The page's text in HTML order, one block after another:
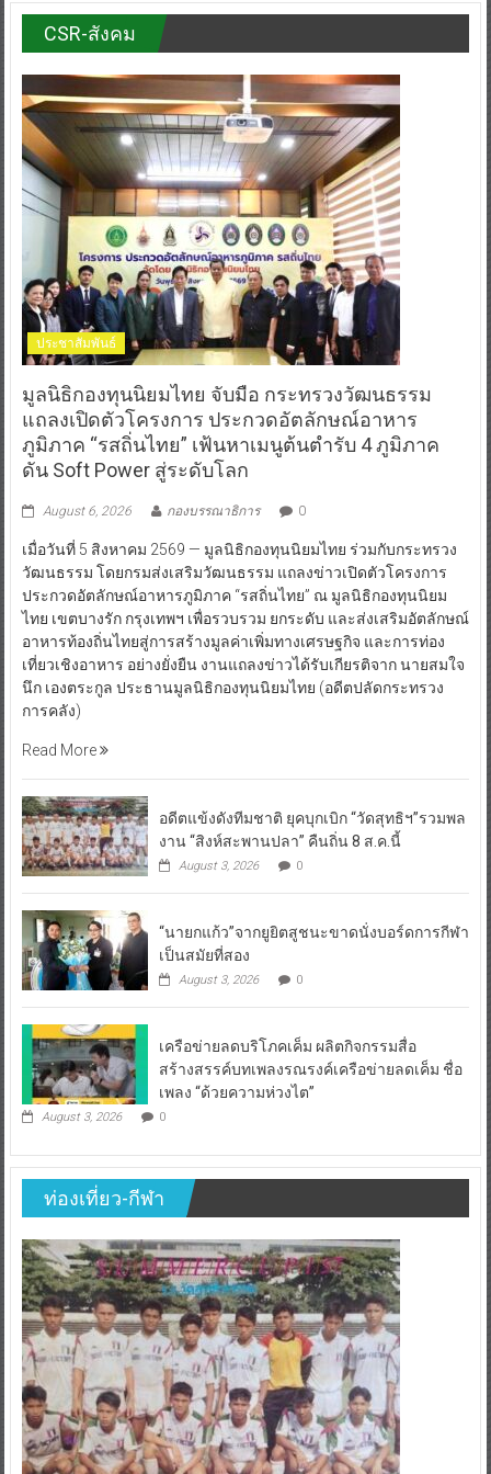
CSR-สังคม
ประชาสัมพันธ์
มูลนิธิกองทุนนิยมไทย จับมือ กระทรวงวัฒนธรรม
แถลงเปิดตัวโครงการ ประกวดอัตลักษณ์อาหาร
ภูมิภาค “รสถิ่นไทย” เฟ้นหาเมนูต้นตำรับ 4 ภูมิภาค
ดัน Soft Power สู่ระดับโลก
August 6, 2026 กองบรรณาธิการ 0
เมื่อวันที่ 5 สิงหาคม 2569 — มูลนิธิกองทุนนิยมไทย ร่วมกับกระทรวง
วัฒนธรรม โดยกรมส่งเสริมวัฒนธรรม แถลงข่าวเปิดตัวโครงการ
ประกวดอัตลักษณ์อาหารภูมิภาค “รสถิ่นไทย” ณ มูลนิธิกองทุนนิยม
ไทย เขตบางรัก กรุงเทพฯ เพื่อรวบรวม ยกระดับ และส่งเสริมอัตลักษณ์
อาหารท้องถิ่นไทยสู่การสร้างมูลค่าเพิ่มทางเศรษฐกิจ และการท่อง
เที่ยวเชิงอาหาร อย่างยั่งยืน งานแถลงข่าวได้รับเกียรติจาก นายสมใจ
นึก เองตระกูล ประธานมูลนิธิกองทุนนิยมไทย (อดีตปลัดกระทรวง
การคลัง)
Read More
อดีตแข้งดังทีมชาติ ยุคบุกเบิก “วัดสุทธิฯ”รวมพล
งาน “สิงห์สะพานปลา” คืนถิ่น 8 ส.ค.นี้
August 3, 2026 0
“นายกแก้ว”จากยูยิตสูชนะขาดนั่งบอร์ดการกีฬา
เป็นสมัยที่สอง
August 3, 2026 0
เครือข่ายลดบริโภคเค็ม ผลิตกิจกรรมสื่อ
สร้างสรรค์บทเพลงรณรงค์เครือข่ายลดเค็ม ชื่อ
เพลง “ด้วยความห่วงไต”
August 3, 2026 0
ท่องเที่ยว-กีฬา